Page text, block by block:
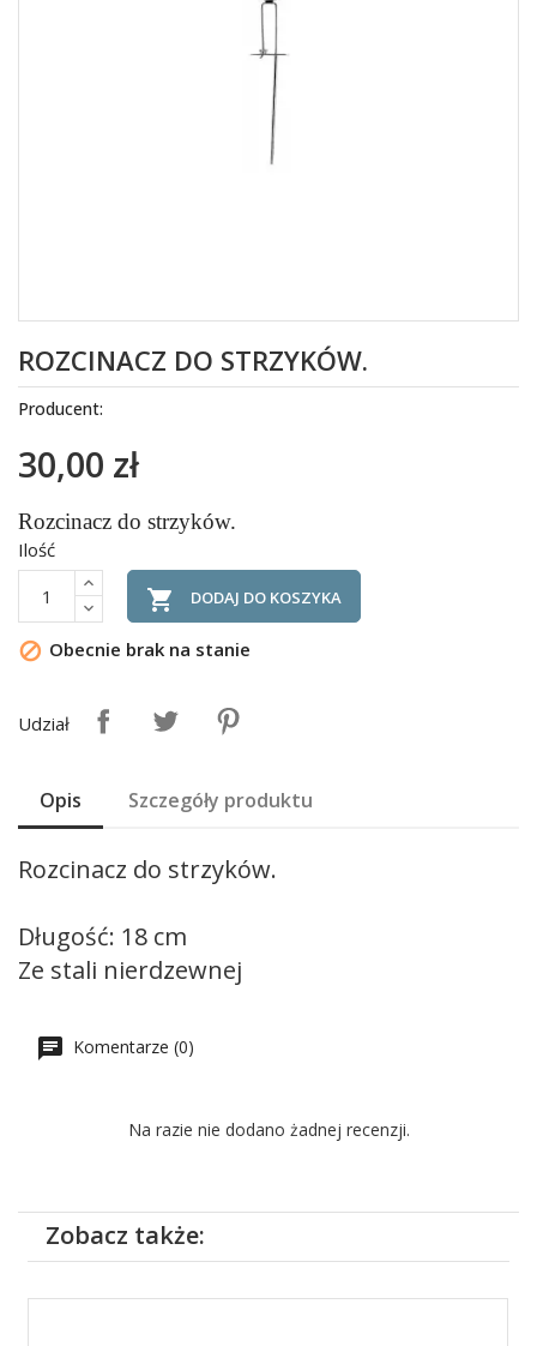
ROZCINACZ DO STRZYKÓW.
Producent:
30,00 zł
Rozcinacz do strzyków.
Ilość
 DODAJ DO KOSZYKA
 Obecnie brak na stanie
Udział
Opis Szczegóły produktu
Rozcinacz do strzyków.
Długość: 18 cm
Ze stali nierdzewnej
Komentarze (0)
Na razie nie dodano żadnej recenzji.
Zobacz także: